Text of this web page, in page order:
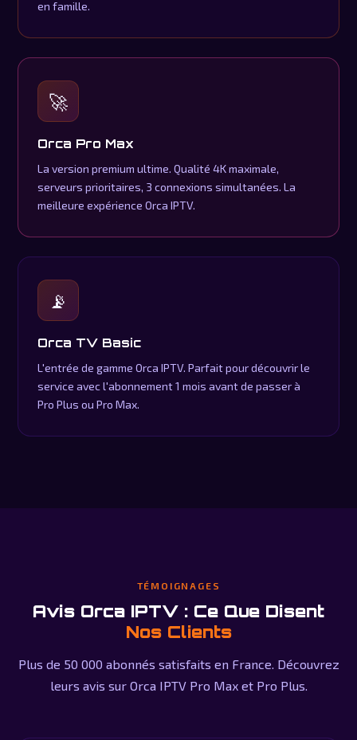
en famille.
🚀
Orca Pro Max
La version premium ultime. Qualité 4K maximale,
serveurs prioritaires, 3 connexions simultanées. La
meilleure expérience Orca IPTV.
📡
Orca TV Basic
L'entrée de gamme Orca IPTV. Parfait pour découvrir le
service avec l'abonnement 1 mois avant de passer à
Pro Plus ou Pro Max.
TÉMOIGNAGES
Avis Orca IPTV : Ce Que Disent
Nos Clients
Plus de 50 000 abonnés satisfaits en France. Découvrez
leurs avis sur Orca IPTV Pro Max et Pro Plus.